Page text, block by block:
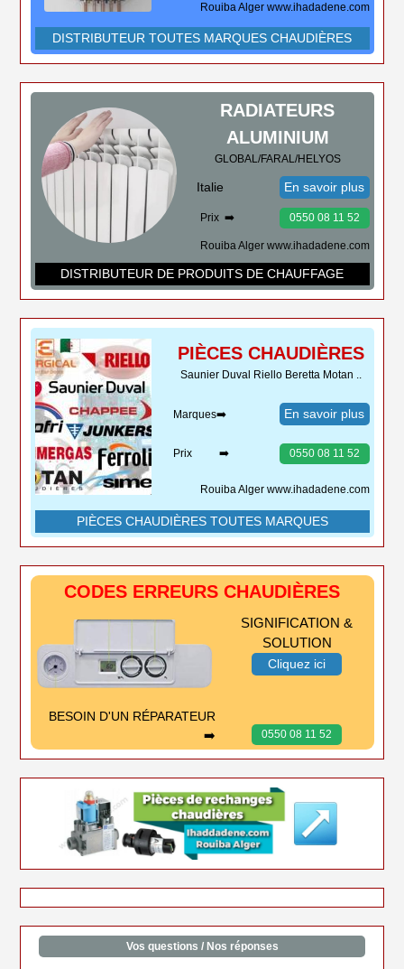
Rouiba Alger www.ihadadene.com
DISTRIBUTEUR TOUTES MARQUES CHAUDIÈRES
RADIATEURS
ALUMINIUM
GLOBAL/FARAL/HELYOS
Italie En savoir plus
Prix ➡️ 0550 08 11 52
Rouiba Alger www.ihadadene.com
DISTRIBUTEUR DE PRODUITS DE CHAUFFAGE
PIÈCES CHAUDIÈRES
Saunier Duval Riello Beretta Motan ..
Marques➡️ En savoir plus
Prix ➡️ 0550 08 11 52
Rouiba Alger www.ihadadene.com
PIÈCES CHAUDIÈRES TOUTES MARQUES
CODES ERREURS CHAUDIÈRES
SIGNIFICATION &
SOLUTION
Cliquez ici
0550 08 11 52
BESOIN D'UN RÉPARATEUR
➡️
Vos questions / Nos réponses